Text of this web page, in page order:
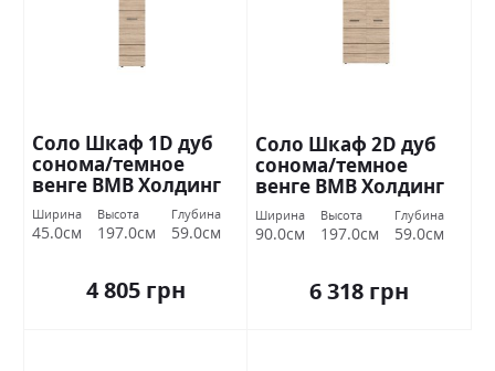
Соло Шкаф 1D дуб
сонома/темное
венге ВМВ Холдинг
Ширина
45.0см
Высота
197.0см
Глубина
59.0см
4 805 грн
Соло Шкаф 2D дуб
сонома/темное
венге ВМВ Холдинг
Ширина
90.0см
Высота
197.0см
Глубина
59.0см
6 318 грн